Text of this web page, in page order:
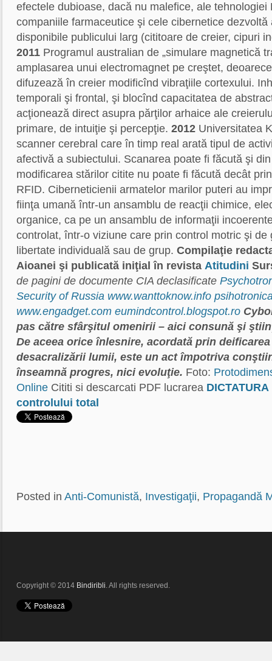
efectele dubioase, dacă nu malefice, ale tehnologiei
companiile farmaceutice şi cele cibernetice dezvoltă
disponibile publicului larg (cititoare de creier, cipuri
2011 Programul australian de „simulare magnetică
amplasarea unui electromagnet pe creştet,
difuzează în creier modificînd vibraţiile cortexului.
temporali şi frontal, şi blocînd capacitatea de
acţionează direct asupra părţilor arhaice ale
primare, de intuiţie şi percepţie. 2012 Universitatea
scanner cerebral care în timp real arată tipul de
afectivă a subiectului. Scanarea poate fi făcută şi
modificarea stărilor citite nu poate fi făcută decât
RFID. Ciberneticienii armatelor marilor puteri au
fiinţa umană într-un ansamblu de reacţii chimice,
organice, ca pe un ansamblu de informaţii
controlat, într-o viziune care prin control motric şi de
libertate individuală sau de grup. Compilaţie
Aioanei şi publicată iniţial în revista Atitudini
de pagini de documente CIA declasificate
Security of Russia www.wanttoknow.info
www.engadget.com eumindcontrol.blogspot.ro
pas către sfârşitul omenirii – aici consună şi
De aceea orice înlesnire, acordată prin
desacralizării lumii, este un act împotriva
înseamnă progres, nici evoluţie. Foto:
Online Cititi si descarcati PDF lucrarea
controlului total
Posted in Anti-Comunistă, Investigaţii, Propagandă
Copyright © 2014 Bindiribli. All rights reserved.